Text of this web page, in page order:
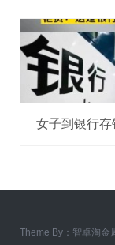
Theme By： 智卓淘金